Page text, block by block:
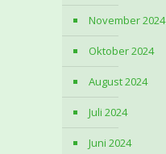
November 2024
Oktober 2024
August 2024
Juli 2024
Juni 2024